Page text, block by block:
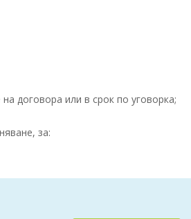
договора или в срок по уговорка;
за: